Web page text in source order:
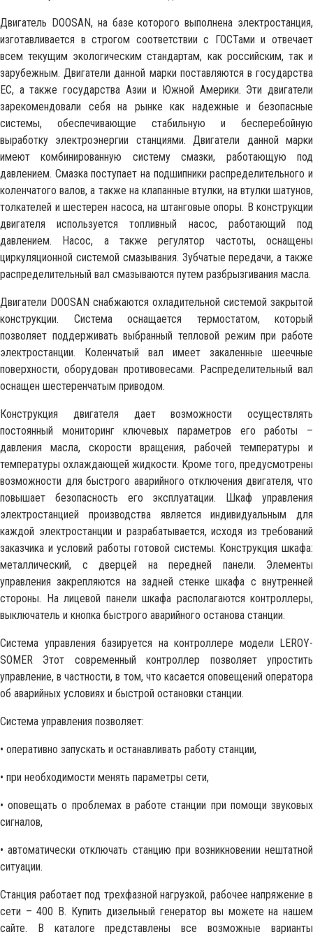
Двигатель DOOSAN, на базе которого выполнена электростанция,
изготавливается в строгом соответствии с ГОСТами и отвечает
всем текущим экологическим стандартам, как российским, так и
зарубежным. Двигатели данной марки поставляются в государства
ЕС, а также государства Азии и Южной Америки. Эти двигатели
зарекомендовали себя на рынке как надежные и безопасные
системы, обеспечивающие стабильную и бесперебойную
выработку электроэнергии станциями. Двигатели данной марки
имеют комбинированную систему смазки, работающую под
давлением. Смазка поступает на подшипники распределительного и
коленчатого валов, а также на клапанные втулки, на втулки шатунов,
толкателей и шестерен насоса, на штанговые опоры. В конструкции
двигателя используется топливный насос, работающий под
давлением. Насос, а также регулятор частоты, оснащены
циркуляционной системой смазывания. Зубчатые передачи, а также
распределительный вал смазываются путем разбрызгивания масла.
Двигатели DOOSAN снабжаются охладительной системой закрытой
конструкции. Система оснащается термостатом, который
позволяет поддерживать выбранный тепловой режим при работе
электростанции. Коленчатый вал имеет закаленные шеечные
поверхности, оборудован противовесами. Распределительный вал
оснащен шестеренчатым приводом.
Конструкция двигателя дает возможности осуществлять
постоянный мониторинг ключевых параметров его работы –
давления масла, скорости вращения, рабочей температуры и
температуры охлаждающей жидкости. Кроме того, предусмотрены
возможности для быстрого аварийного отключения двигателя, что
повышает безопасность его эксплуатации. Шкаф управления
электростанцией производства является индивидуальным для
каждой электростанции и разрабатывается, исходя из требований
заказчика и условий работы готовой системы. Конструкция шкафа:
металлический, с дверцей на передней панели. Элементы
управления закрепляются на задней стенке шкафа с внутренней
стороны. На лицевой панели шкафа располагаются контроллеры,
выключатель и кнопка быстрого аварийного останова станции.
Система управления базируется на контроллере модели LEROY-
SOMER Этот современный контроллер позволяет упростить
управление, в частности, в том, что касается оповещений оператора
об аварийных условиях и быстрой остановки станции.
Система управления позволяет:
• оперативно запускать и останавливать работу станции,
• при необходимости менять параметры сети,
• оповещать о проблемах в работе станции при помощи звуковых
сигналов,
• автоматически отключать станцию при возникновении нештатной
ситуации.
Станция работает под трехфазной нагрузкой, рабочее напряжение в
сети – 400 В. Купить дизельный генератор вы можете на нашем
сайте. В каталоге представлены все возможные варианты